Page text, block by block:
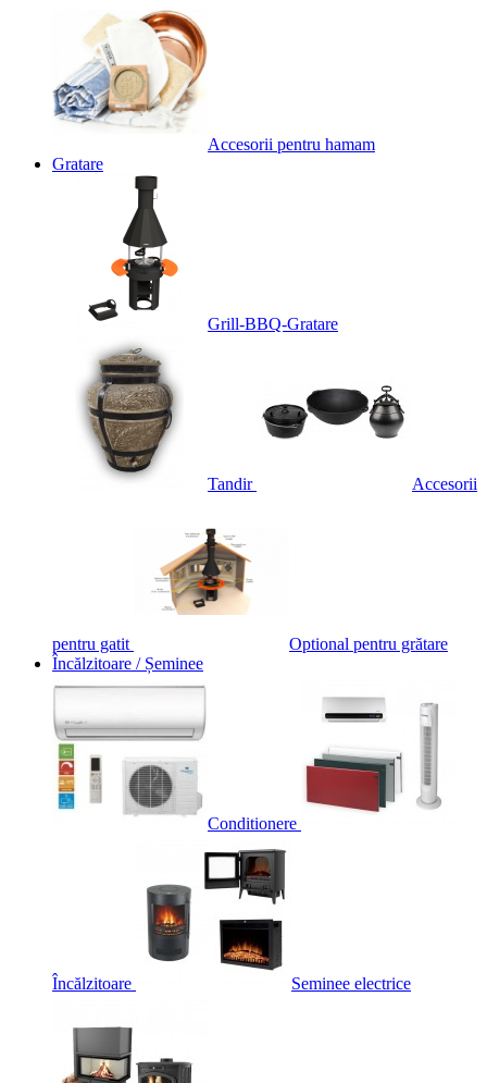
Accesorii pentru hamam
Gratare
Grill-BBQ-Gratare
Tandir Accesorii
pentru gatit
Optional pentru grătare
Încălzitoare / Șeminee
Conditionere
Încălzitoare Seminee electrice